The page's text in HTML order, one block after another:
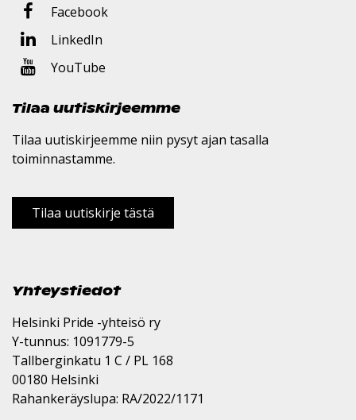
Facebook
LinkedIn
YouTube
Tilaa uutiskirjeemme
Tilaa uutiskirjeemme niin pysyt ajan tasalla
toiminnastamme.
Tilaa uutiskirje tästä
Yhteystiedot
Helsinki Pride -yhteisö ry
Y-tunnus: 1091779-5
Tallberginkatu 1 C / PL 168
00180 Helsinki
Rahankeräyslupa: RA/2022/1171